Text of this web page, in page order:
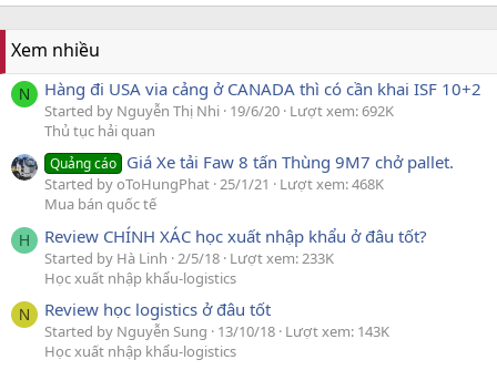
Xem nhiều
N Hàng đi USA via cảng ở CANADA thì có cần khai ISF 10+2
Started by Nguyễn Thị Nhi 19/6/20 Lượt xem: 692K
Thủ tục hải quan
Quảng cáo Giá Xe tải Faw 8 tấn Thùng 9M7 chở pallet.
Started by oToHungPhat 25/1/21
Lượt xem: 468K
Mua bán quốc tế
H Review CHÍNH XÁC học xuất nhập khẩu ở đâu tốt?
Started by Hà Linh 2/5/18 Lượt xem: 233K
Học xuất nhập khẩu-logistics
N Review học logistics ở đâu tốt
Started by Nguyễn Sung 13/10/18 Lượt xem: 143K
Học xuất nhập khẩu-logistics